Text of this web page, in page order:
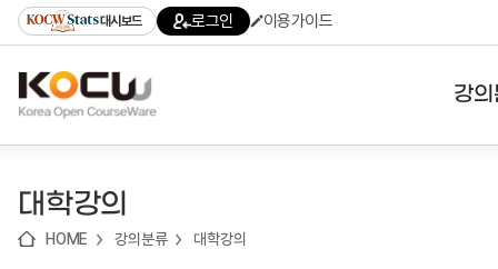
기
기
기
content)
가
대시보드 로그인 이용가이드
강
대학강의
HOME 강의분류 대학강의